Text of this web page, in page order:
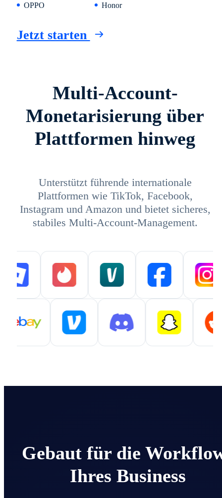
OPPO
Honor
Jetzt starten
Multi-Account-
Monetarisierung über
Plattformen hinweg
Unterstützt führende internationale
Plattformen wie TikTok, Facebook,
Instagram und Amazon und bietet sicheres,
stabiles Multi-Account-Management.
Gebaut für die
Ihres Business